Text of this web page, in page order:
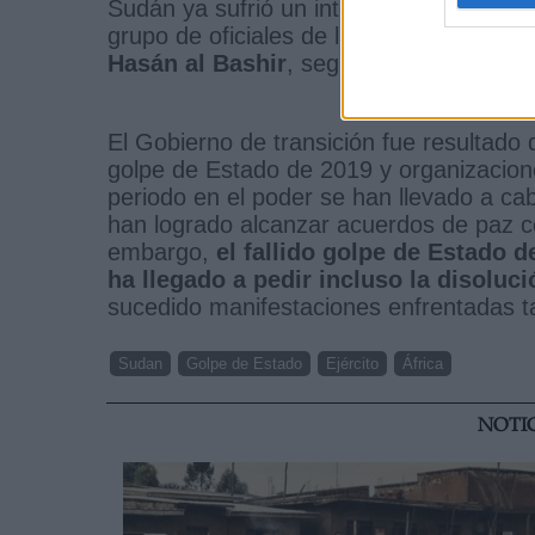
Sudán ya sufrió un intento de golpe de
grupo de oficiales de las Fuerzas
Hasán al Bashir, según indican
El Gobierno de transición fue
golpe de Estado de 2019 y
periodo en el poder se han llevado a
han logrado alcanzar acuerdos de paz
embargo, el fallido golpe de Estado
ha llegado a pedir incluso la
sucedido manifestaciones enfrentadas
Sudan Golpe de Estado Ejército África